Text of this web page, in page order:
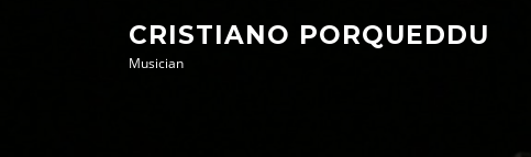
CRISTIANO PORQUEDDU
Musician